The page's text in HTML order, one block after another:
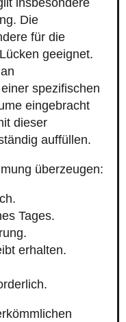
insbesondere
Die
für die
geeignet.
spezifischen
eingebracht
dieser
auffüllen.
überzeugen:
Tages.
erhalten.